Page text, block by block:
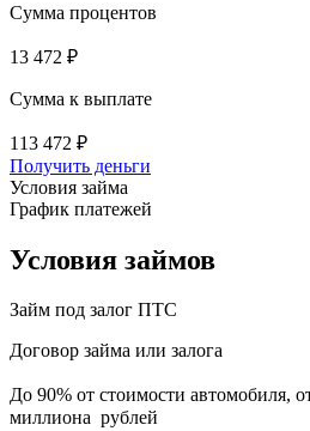
Сумма процентов
13 472 ₽
Сумма к выплате
113 472 ₽
Получить деньги
Условия займа
График платежей
Условия займов
Займ под залог ПТС
Договор займа или залога
До 90% от стоимости автомобиля,
миллиона рублей